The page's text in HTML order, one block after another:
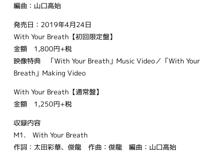
編曲：山口高始
発売日：2019年4月24日
With Your Breath【初回限定盤】
金額 1,800円+税
映像特典 「With Your Breath」Music Video／「With Your
Breath」Making Video
With Your Breath【通常盤】
金額 1,250円+税
収録内容
M1. With Your Breath
作詞：太田彩華、俊龍 作曲：俊龍 編曲：山口高始